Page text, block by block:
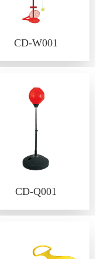
CD-W001
CD-Q001